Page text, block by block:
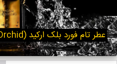
عطر تام فورد بلک ارکید (Black Orchid)